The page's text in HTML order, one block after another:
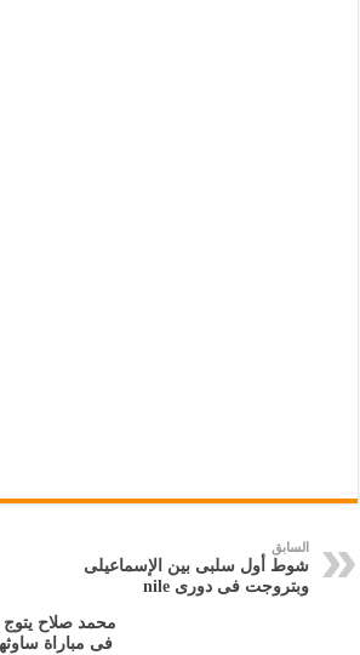
السابق
شوط أول سلبى بين الإسماعيلى
وبتروجت فى دورى nile
محمد صلاح
فى مباراة